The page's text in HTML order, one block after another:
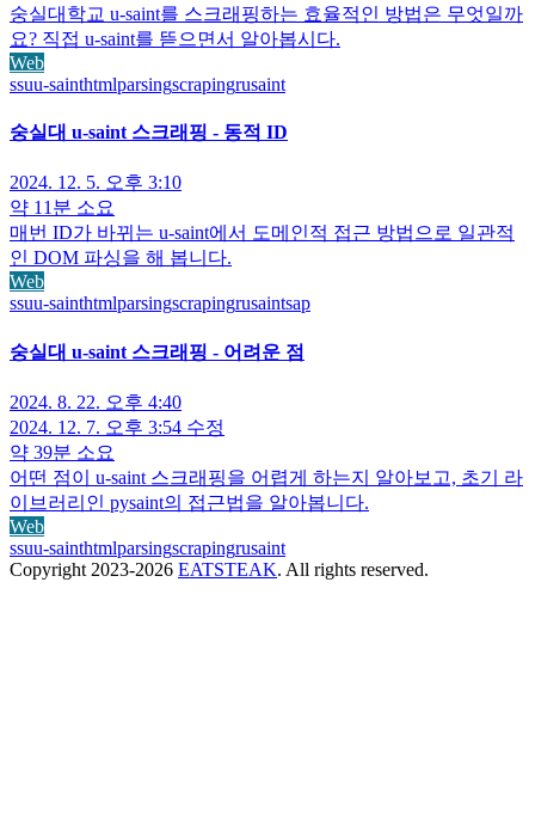
숭실대학교 u-saint를 스크래핑하는 효율적인 방법은 무엇일까
요? 직접 u-saint를 뜯으면서 알아봅시다.
Web
ssuu-sainthtmlparsingscrapingrusaint
숭실대 u-saint 스크래핑 - 동적 ID
2024. 12. 5. 오후 3:10
약 11분 소요
매번 ID가 바뀌는 u-saint에서 도메인적 접근 방법으로 일관적
인 DOM 파싱을 해 봅니다.
Web
ssuu-sainthtmlparsingscrapingrusaintsap
숭실대 u-saint 스크래핑 - 어려운 점
2024. 8. 22. 오후 4:40
2024. 12. 7. 오후 3:54 수정
약 39분 소요
어떤 점이 u-saint 스크래핑을 어렵게 하는지 알아보고, 초기 라
이브러리인 pysaint의 접근법을 알아봅니다.
Web
ssuu-sainthtmlparsingscrapingrusaint
Copyright 2023-2026 EATSTEAK. All rights reserved.